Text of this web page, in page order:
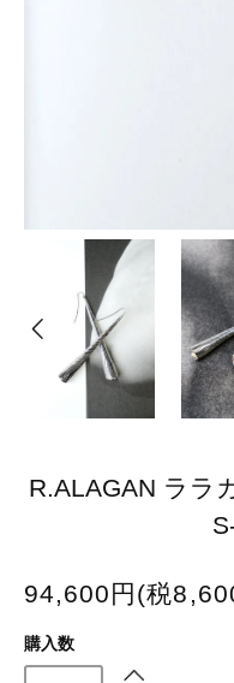
R.ALAGAN ララ
94,600円(税
購入数